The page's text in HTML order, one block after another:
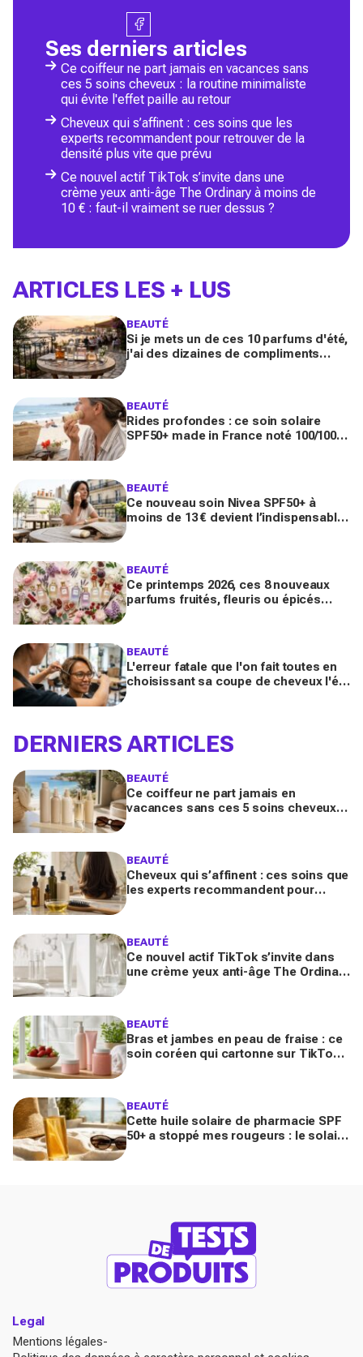
Ses derniers articles
Ce coiffeur ne part jamais en vacances sans
ces 5 soins cheveux : la routine minimaliste
qui évite l'effet paille au retour
Cheveux qui s’affinent : ces soins que les
experts recommandent pour retrouver de la
densité plus vite que prévu
Ce nouvel actif TikTok s’invite dans une
crème yeux anti-âge The Ordinary à moins de
10 € : faut-il vraiment se ruer dessus ?
ARTICLES LES + LUS
BEAUTÉ
Si je mets un de ces 10 parfums d'été,
j'ai des dizaines de compliments
BEAUTÉ
Rides profondes : ce soin solaire
SPF50+ made in France noté 100/100
BEAUTÉ
Ce nouveau soin Nivea SPF50+ à
moins de 13 € devient l’indispensable
BEAUTÉ
Ce printemps 2026, ces 8 nouveaux
parfums fruités, fleuris ou épicés
BEAUTÉ
L'erreur fatale que l'on fait toutes en
choisissant sa coupe de cheveux l'été
DERNIERS ARTICLES
BEAUTÉ
Ce coiffeur ne part jamais en
vacances sans ces 5 soins cheveux :
BEAUTÉ
Cheveux qui s’affinent : ces soins que
les experts recommandent pour
BEAUTÉ
Ce nouvel actif TikTok s’invite dans
une crème yeux anti-âge The Ordinary
BEAUTÉ
Bras et jambes en peau de fraise : ce
soin coréen qui cartonne sur TikTok
BEAUTÉ
Cette huile solaire de pharmacie SPF
50+ a stoppé mes rougeurs : le solaire
Legal
Mentions légales